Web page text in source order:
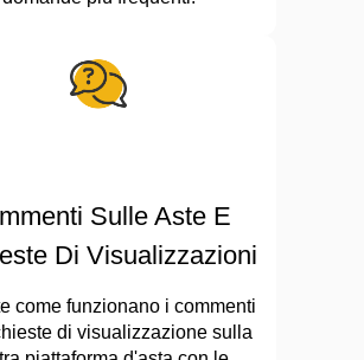
Sulle Aste E
Di Visualizzazioni
come funzionano i commenti
di visualizzazione sulla